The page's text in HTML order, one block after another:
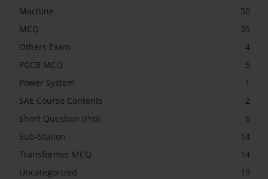
Machine
50
MCQ
35
Others Exam
4
PGCB MCQ
5
Power System
1
SAE Course Contents
2
Short Question (Pro)
5
Sub-Station
14
Transformer MCQ
14
Uncategorized
19